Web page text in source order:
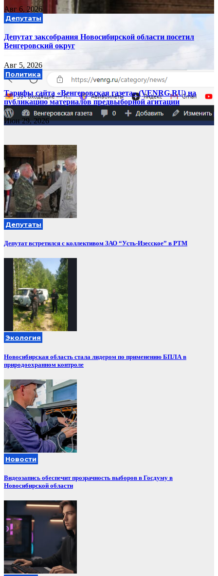
Авг 6, 2026
Депутаты
Депутат заксобрания Новосибирской области посетил
Венгеровский округ
Авг 5, 2026
Политика
Тарифы сайта «Венгеровская газета» (VENRG.RU) на
публикацию материалов предвыборной агитации
Июн 29, 2026
Депутаты
Депутат встретился с коллективом ЗАО “Усть-Изесское” в РТМ
Экология
Новосибирская область стала лидером по применению БПЛА в
природоохранном контроле
Новости
Видеозапись обеспечит прозрачность выборов в Госдуму в
Новосибирской области